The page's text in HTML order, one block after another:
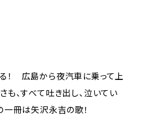
！ 広島から夜汽車に乗って上
も、すべて吐き出し、泣いてい
一冊は矢沢永吉の歌！